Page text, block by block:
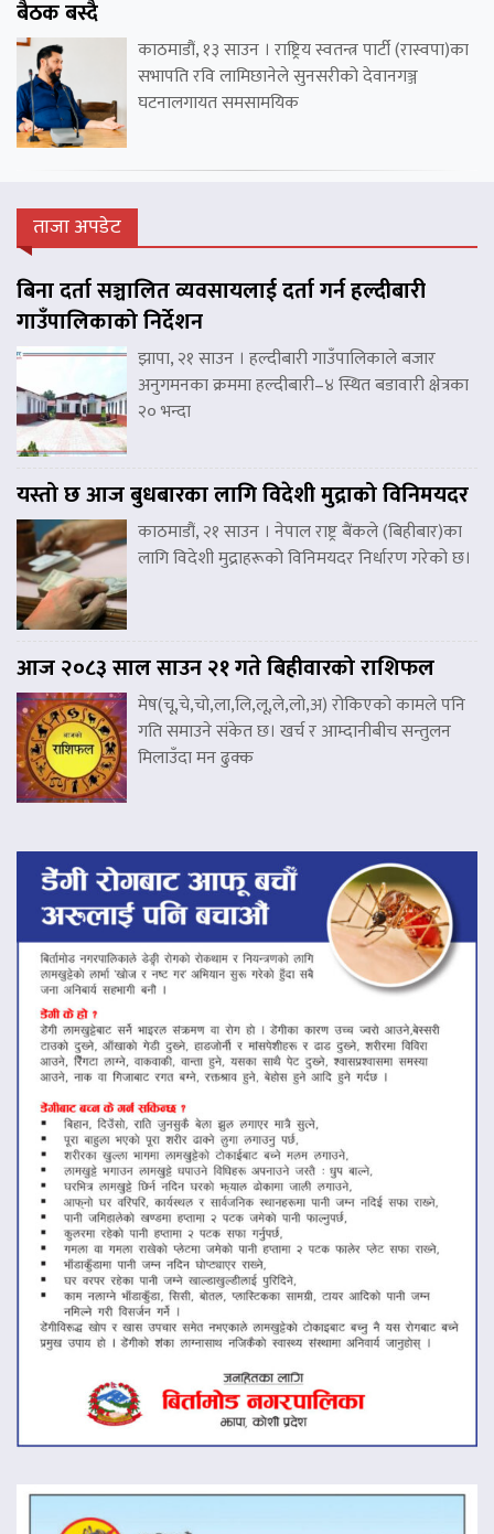
बैठक बस्दै
काठमाडौं, १३ साउन । राष्ट्रिय स्वतन्त्र पार्टी (रास्वपा)का
सभापति रवि लामिछानेले सुनसरीको देवानगञ्ज
घटनालगायत समसामयिक
ताजा अपडेट
बिना दर्ता सञ्चालित व्यवसायलाई दर्ता गर्न हल्दीबारी
गाउँपालिकाको निर्देशन
झापा, २१ साउन । हल्दीबारी गाउँपालिकाले बजार
अनुगमनका क्रममा हल्दीबारी–४ स्थित बडावारी क्षेत्रका
२० भन्दा
यस्तो छ आज बुधबारका लागि विदेशी मुद्राको विनिमयदर
काठमाडौं, २१ साउन । नेपाल राष्ट्र बैंकले (बिहीबार)का
लागि विदेशी मुद्राहरूको विनिमयदर निर्धारण गरेको छ।
आज २०८३ साल साउन २१ गते बिहीवारको राशिफल
मेष(चू,चे,चो,ला,लि,लू,ले,लो,अ) रोकिएको कामले पनि
गति समाउने संकेत छ। खर्च र आम्दानीबीच सन्तुलन
मिलाउँदा मन ढुक्क